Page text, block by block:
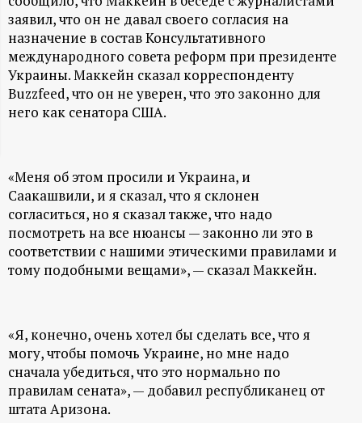
о
р
м
ц
и
о
н
ы
й
заявил, что он не давал своего согласия на
назначение в состав Консультативного
международного совета реформ при президенте
Украины. Маккейн сказал корреспонденту
Buzzfeed, что он не уверен, что это законно для
него как сенатора США.
«Меня об этом просили и Украина, и
Саакашвили, и я сказал, что я склонен
согласиться, но я сказал также, что надо
посмотреть на все нюансы — законно ли это в
соответствии с нашими этическими правилами и
тому подобными вещами», — сказал Маккейн.
«Я, конечно, очень хотел бы сделать все, что я
могу, чтобы помочь Украине, но мне надо
сначала убедиться, что это нормально по
правилам сената», — добавил республиканец от
штата Аризона.